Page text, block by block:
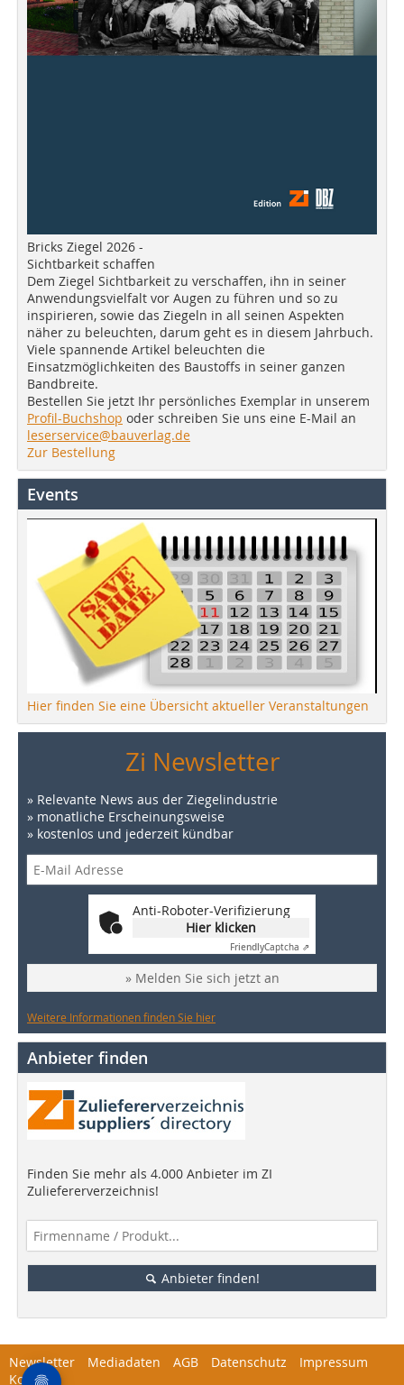
Bricks Ziegel 2026 -
Sichtbarkeit schaffen
Dem Ziegel Sichtbarkeit zu verschaffen, ihn in seiner
Anwendungsvielfalt vor Augen zu führen und so zu
inspirieren, sowie das Ziegeln in all seinen Aspekten
näher zu beleuchten, darum geht es in diesem Jahrbuch.
Viele spannende Artikel beleuchten die
Einsatzmöglichkeiten des Baustoffs in seiner ganzen
Bandbreite.
Bestellen Sie jetzt Ihr persönliches Exemplar in unserem
Profil-Buchshop oder schreiben Sie uns eine E-Mail an
leserservice@bauverlag.de
Zur Bestellung
Events
Hier finden Sie eine Übersicht aktueller Veranstaltungen
Zi Newsletter
» Relevante News aus der Ziegelindustrie
» monatliche Erscheinungsweise
» kostenlos und jederzeit kündbar
Anti-Roboter-Verifizierung
Hier klicken
FriendlyCaptcha ⇗
» Melden Sie sich jetzt an
Weitere Informationen finden Sie hier
Anbieter finden
Finden Sie mehr als 4.000 Anbieter im ZI
Zuliefererverzeichnis!
Anbieter finden!
Newsletter Mediadaten AGB Datenschutz
Impressum
Kontakt